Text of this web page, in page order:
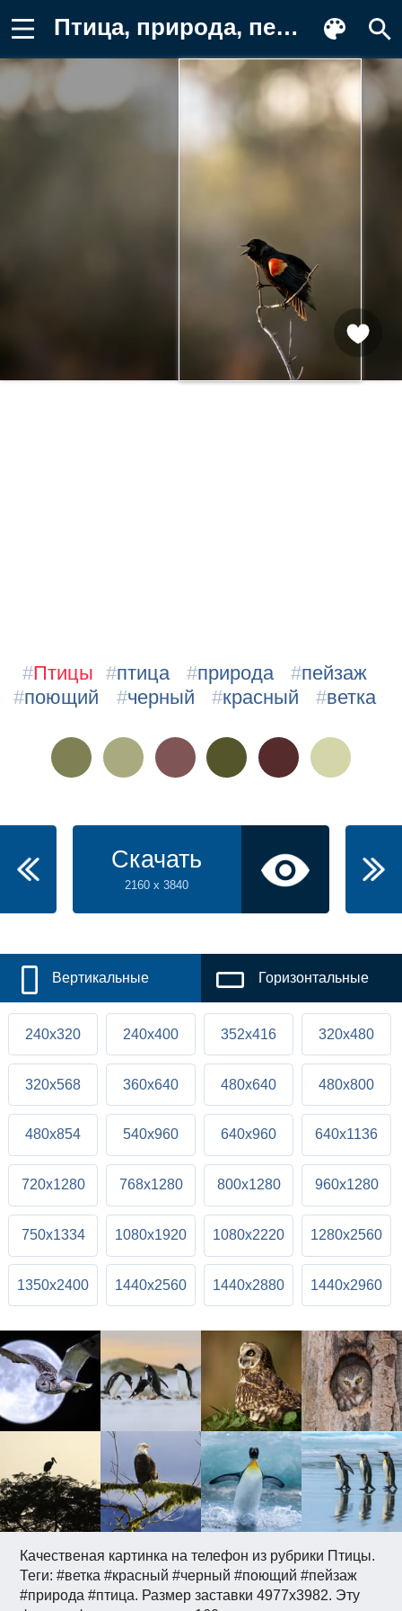
Птица, природа, пейзаж, поющий, черный Фон для телефона
Качественая картинка на телефон из рубрики Птицы.
Теги: #ветка #красный #черный #поющий #пейзаж
#природа #птица. Размер заставки 4977x3982. Эту
#Птицы #птица #природа #пейзаж
#поющий #черный #красный #ветка
Скачать
2160 x 3840
Вертикальные Горизонтальные
240x320 240x400 352x416 320x480
320x568 360x640 480x640 480x800
480x854 540x960 640x960 640x1136
720x1280 768x1280 800x1280 960x1280
750x1334 1080x1920 1080x2220 1280x2560
1350x2400 1440x2560 1440x2880 1440x2960